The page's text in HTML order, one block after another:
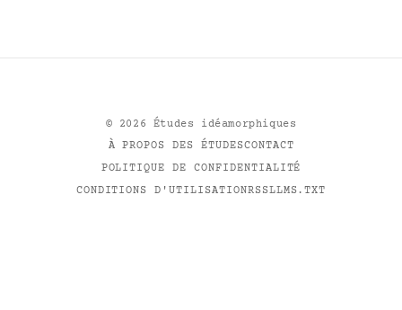
© 2026 Études idéamorphiques
À PROPOS DES ÉTUDESCONTACT
POLITIQUE DE CONFIDENTIALITÉ
CONDITIONS D'UTILISATIONRSSLLMS.TXT